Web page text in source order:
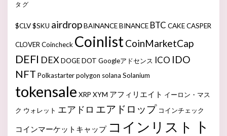
タグ
$CLV$SKU airdropBAINANCEBINANCE BTC CAKECASPER
CLOVERCoincheck CoinlistCoinMarketCap
DEFI DEX DOGEDOT Googleアドセンス ICO IDO
NFT Polkastarterpolygon solana Solanium
tokensale XRP XYM アフィリエイト イーロン・マス
ク ウォレット エアドロ エアドロップ コインチェック
コインマーケットキャップ コインリスト
ト